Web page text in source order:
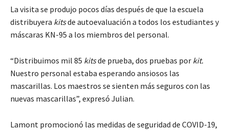
La visita se produjo pocos días después de que la escuela
distribuyera kitsde autoevaluación a todos los estudiantes y
máscaras KN-95 a los miembros del personal.
“Distribuimos mil 85 kitsde prueba, dos pruebas por kit.
Nuestro personal estaba esperando ansiosos las
mascarillas. Los maestros se sienten más seguros con las
nuevas mascarillas”, expresó Julian.
Lamont promocionó las medidas de seguridad de COVID-19,